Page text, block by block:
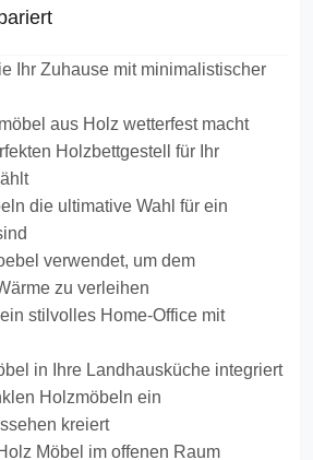
Ihr Zuhause mit minimalistischer
aus Holz wetterfest macht
Holzbettgestell für Ihr
die ultimative Wahl für ein
verwendet, um dem
zu verleihen
stilvolles Home-Office mit
in Ihre Landhausküche integriert
Holzmöbeln ein
kreiert
Möbel im offenen Raum